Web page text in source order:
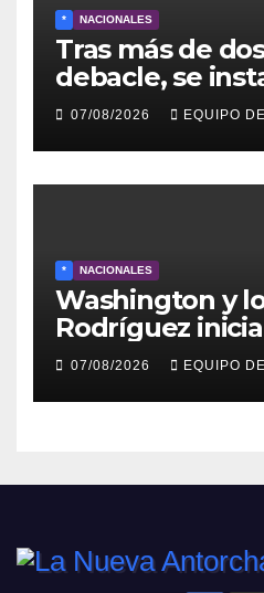
* NACIONALES
Tras más de
debacle, se
para el
diálogo
07/08/2026 EQUIPO
* NACIONALES
Washington y
Rodríguez
negociaciones
transición
Machado al
07/08/2026 EQUIPO